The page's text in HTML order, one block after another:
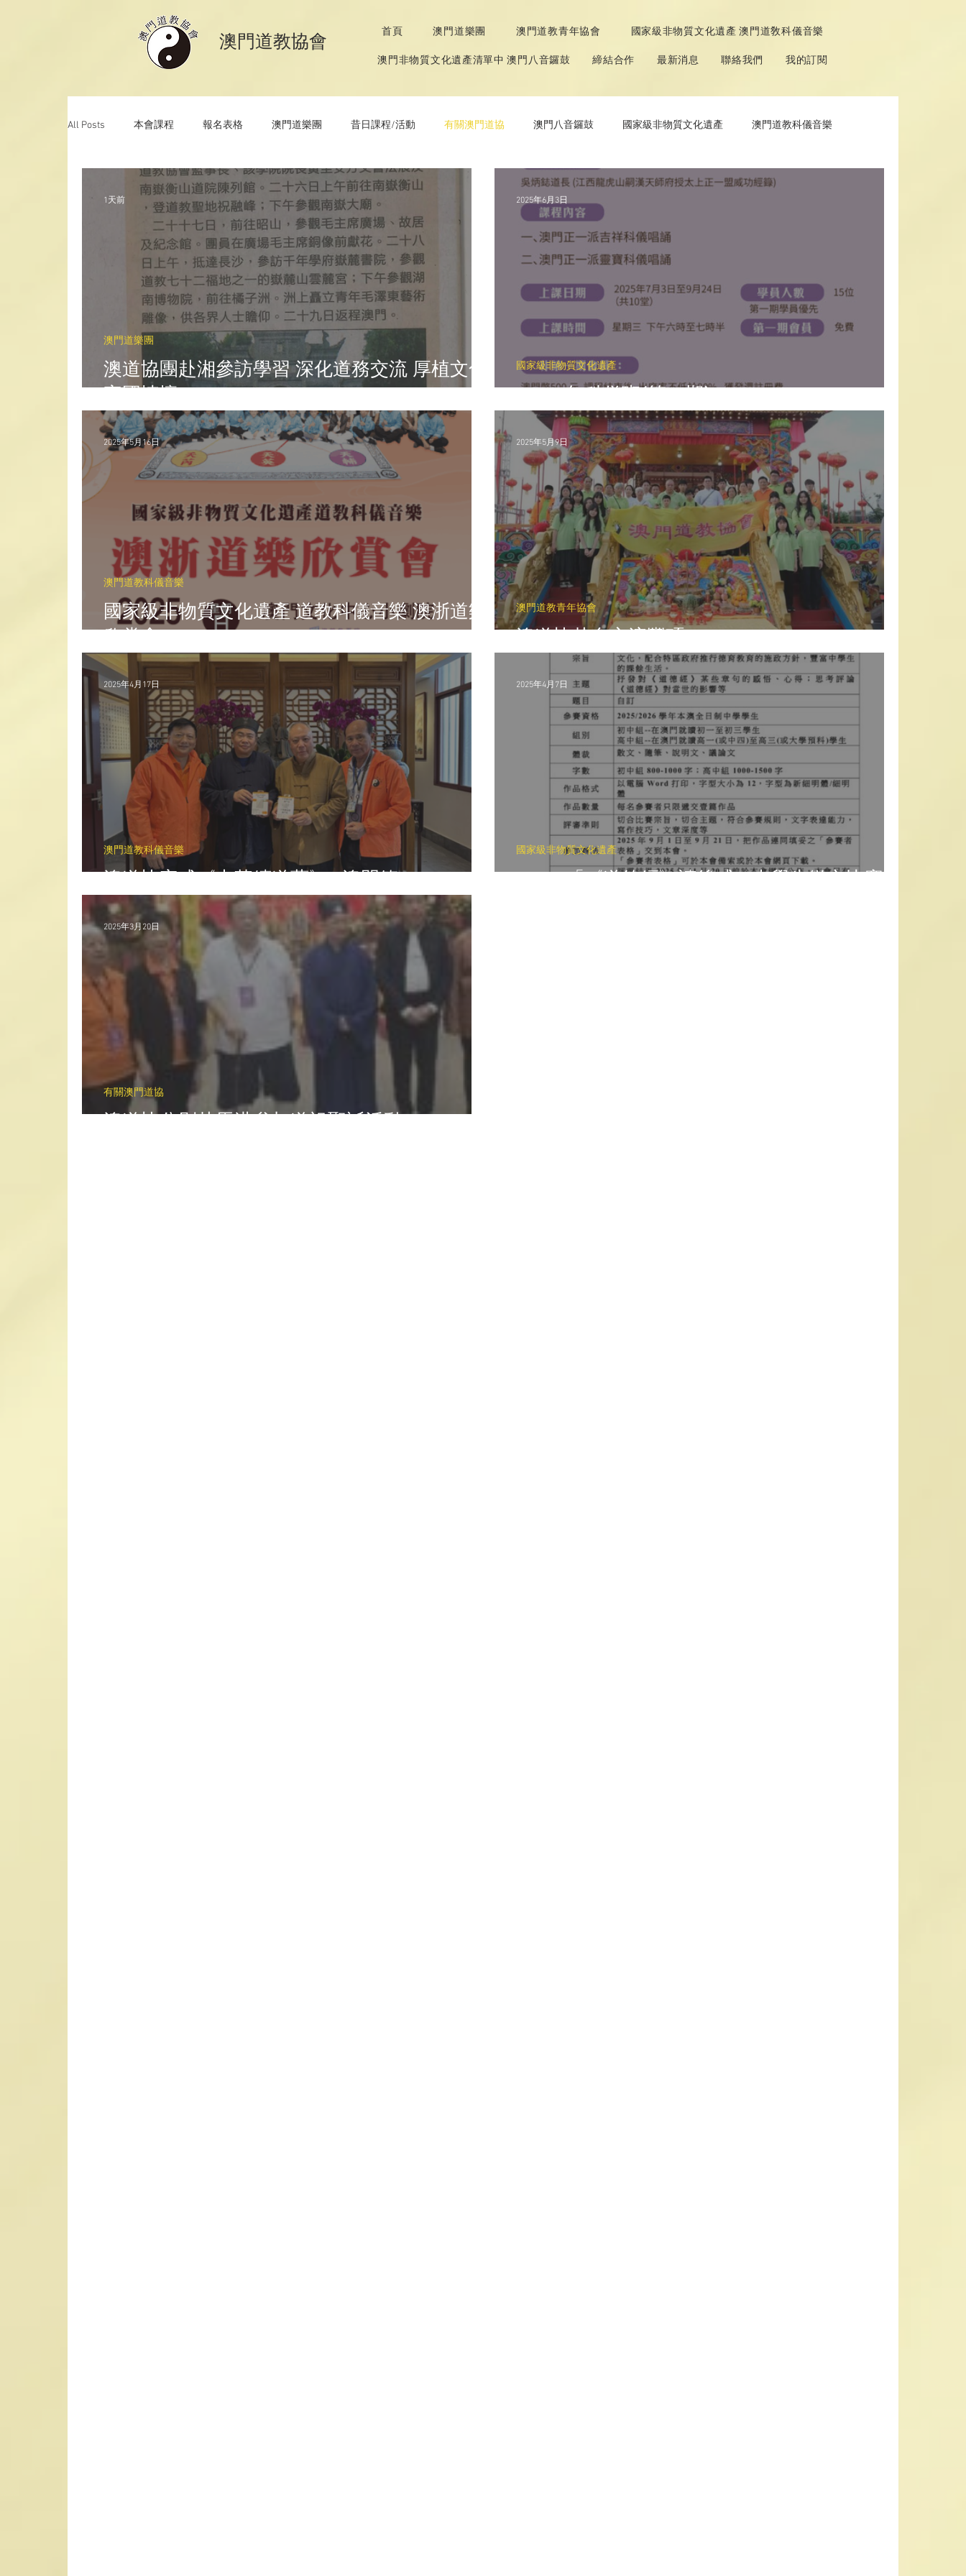
​澳門道教協會 首頁 澳門道樂團 澳門道教青年協會 國家級非物質文化遺產 澳門道敎科儀音樂
澳門非物質文化遺產清單中 澳門八音鑼鼓 締結合作 最新消息 聯絡我們 我的訂閱
All Posts 本會課程 報名表格 澳門道樂團 昔日課程/活動 有關澳門道協 澳門八音鑼鼓 國家級非物質文化遺產 澳門道教科儀音樂
澳門道教青年協會 道教文化節 《道德經》推廣活動
澳道協團赴湘參訪學習 深化道務交流 厚植文化
家國情懷
澳門道樂團
1天前
2025年科儀班(第二期)
國家級非物質文化遺產
2025年6月3日
國家級非物質文化遺產 道教科儀音樂 澳浙道樂
欣賞會
澳門道教科儀音樂
2025年5月16日
澳道協赴台交流豐碩
澳門道教青年協會
2025年5月9日
澳道協完成《中華續道藏》—澳門篇
澳門道教科儀音樂
2025年4月17日
2025「《道德經》讀後感」中學生徵文比賽
國家級非物質文化遺產
2025年4月7日
澳道協分別赴馬港參加道祖聖誕活動
有關澳門道協
2025年3月20日